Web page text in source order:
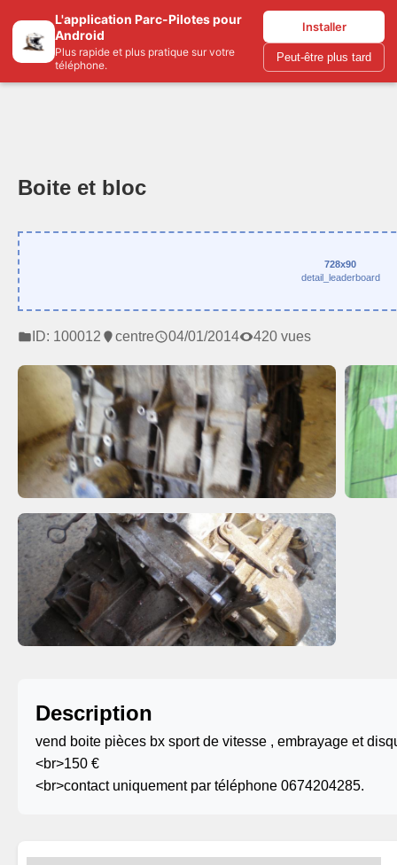
L'application Parc-Pilotes pour
Android
Plus rapide et plus pratique sur votre
téléphone.
Installer
Peut-être plus tard
Parc-pilotes.com
Boite et bloc
728x90
detail_leaderboard
ID: 100012 centre 04/01/2014 420 vues
Description
vend boite pièces bx sport de vitesse , embrayage et
<br>150 €
<br>contact uniquement par téléphone 0674204285.